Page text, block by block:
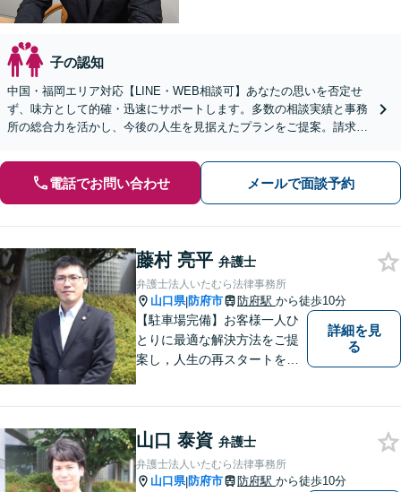
子の認知
中国・福岡エリア対応【LINE・WEB相談可】あなたの思いを否定せ
ず、味方として的確・迅速にサポートします。多数の相談実績と事務
所の総合力を活かし、今後の人生を見据えたプランをご提案。請求す
電話でお問い合わせ メールで面談予約
藤村 亮平 弁護士
弁護士法人いたむら法律事務所
山口県|防府市 防府駅 から徒歩10分
【駐車場完備】お客様一人ひ
とりに最適な解決方法をご提
案し，人生の再スタートをお
無料】お気軽にご相談くださ
い。
詳細を見
る
山口 泰資 弁護士
弁護士法人いたむら法律事務所
山口県|防府市 防府駅 から徒歩10分